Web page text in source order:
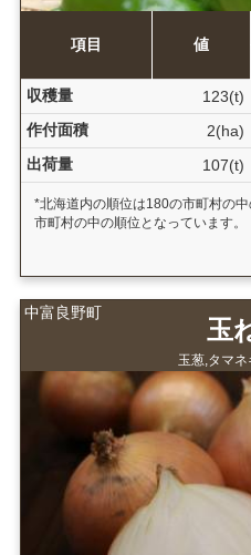
項目 値
収穫量
123(t)
作付面積
2(ha)
出荷量
107(t)
*北海道内の順位は180の市町村の
市町村の中の順位となっています。
中富良野町
玉
玉葱,タマ